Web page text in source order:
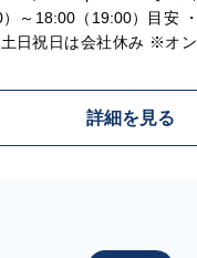
～18:00（19:00）目安
日祝日は会社休み ※オ
詳細を見る